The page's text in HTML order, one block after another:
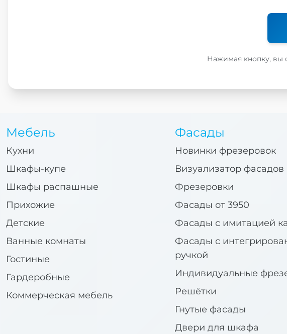
Нажимая кнопку, вы
Мебель
Кухни
Шкафы-купе
Шкафы распашные
Прихожие
Детские
Ванные комнаты
Гостиные
Гардеробные
Коммерческая мебель
Фасады
Новинки фрезеровок
Визуализатор фасадов
Фрезеровки
Фасады от 3950
Фасады с имитацией
Фасады с
ручкой
Индивидуальные
Решётки
Гнутые фасады
Двери для шкафа